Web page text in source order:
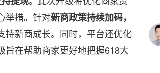
举措。针对新商政策持续加码，
持新商成长。同时，平台还优化
旨在帮助商家更好地把握618大